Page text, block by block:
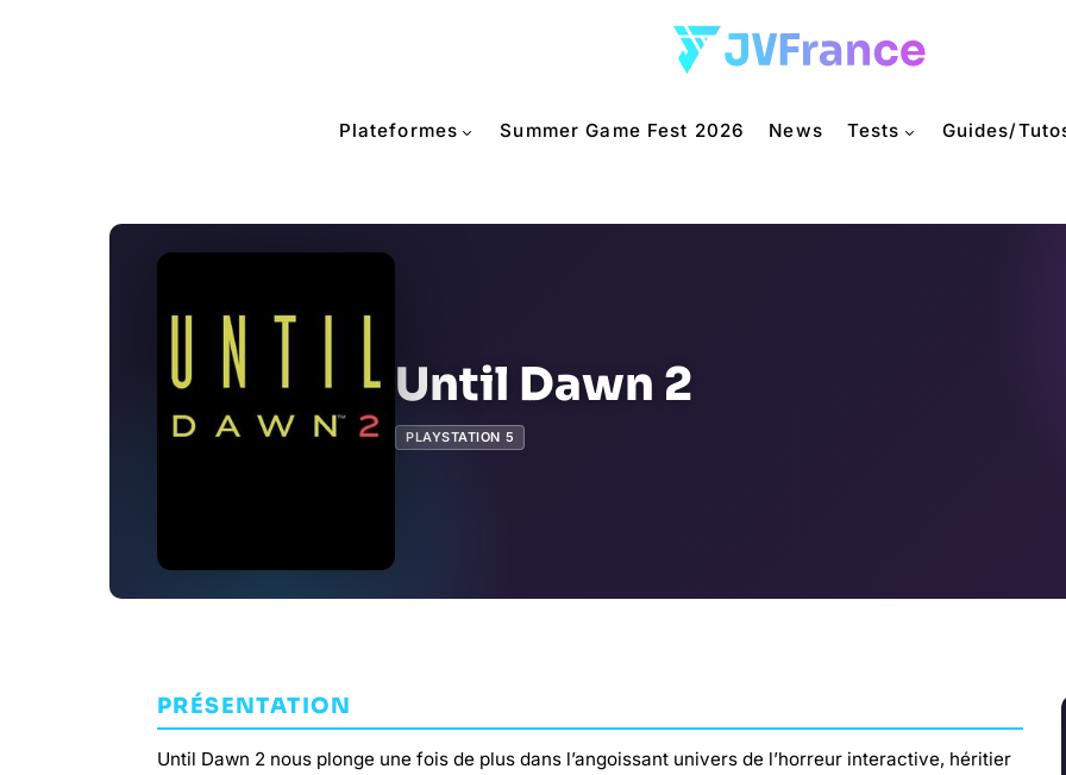
Plateformes Summer Game Fest 2026 News Tests Guides/
Until Dawn 2
PLAYSTATION 5
PRÉSENTATION
Until Dawn 2 nous plonge une fois de plus dans l’angoissant univers de l’horreur interactive, héritier